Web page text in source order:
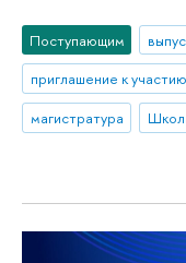
Поступающим
приглашение к участию
магистратура